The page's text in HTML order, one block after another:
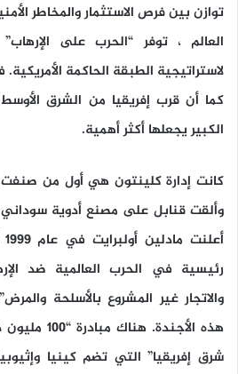
توازن بين فرص الاستثمار والمخاطر
العالم ، توفر “الحرب على الإرهاب”
لاستراتيجية الطبقة الحاكمة
كما أن قرب إفريقيا من الشرق
الكبير يجعلها أكثر أهمية.
كانت إدارة كلينتون هي أول من صنفت
رئيسية في الحرب العالمية ضد
والاتجار غير المشروع بالأسلحة
هذه
شرق إفريقيا” التي تضم كينيا وإثيوبيا